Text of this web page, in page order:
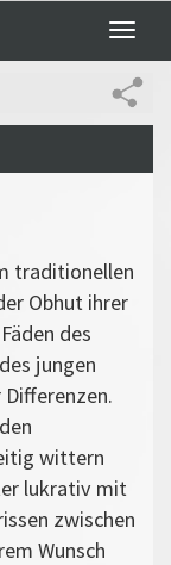
Toggle
traditionellen
Obhut ihrer
des
jungen
wittern
lukrativ mit
zwischen
Wunsch